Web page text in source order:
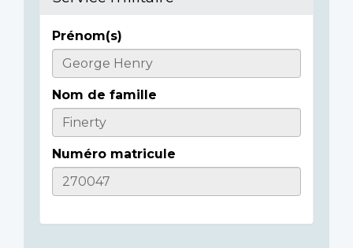
Casualty
Details
Prénom(s)
Nom de famille
Numéro matricule